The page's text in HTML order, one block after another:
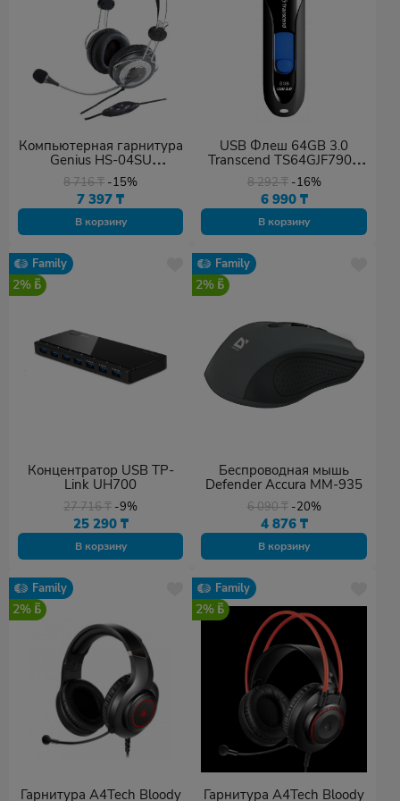
Компьютерная гарнитура
Genius HS-04SU
31710045100
8 716₸ -15%
7 397₸
В корзину
USB Флеш 64GB 3.0
Transcend TS64GJF790K
черный
8 292₸ -16%
6 990 ₸
В корзину
Family
2%
Концентратор USB TP-
Link UH700
27 716₸ -9%
25 290 ₸
В корзину
Family
2%
Беспроводная мышь
Defender Accura MM-935
6 090₸ -20%
4 876 ₸
В корзину
Family
2%
Гарнитура A4Tech Bloody
Family
2%
Гарнитура A4Tech Bloody